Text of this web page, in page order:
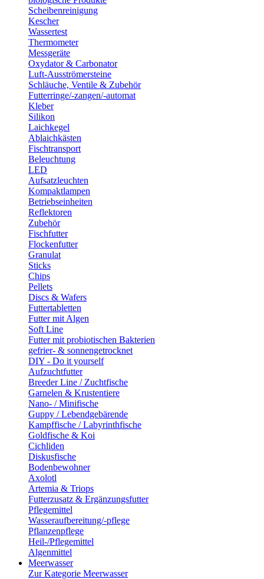
Scheibenreinigung
Kescher
Wassertest
Thermometer
Messgeräte
Oxydator & Carbonator
Luft-Ausströmersteine
Schläuche, Ventile & Zubehör
Futterringe/-zangen/-automat
Kleber
Silikon
Laichkegel
Ablaichkästen
Fischtransport
Beleuchtung
LED
Aufsatzleuchten
Kompaktlampen
Betriebseinheiten
Reflektoren
Zubehör
Fischfutter
Flockenfutter
Granulat
Sticks
Chips
Pellets
Discs & Wafers
Futtertabletten
Futter mit Algen
Soft Line
Futter mit probiotischen Bakterien
gefrier- & sonnengetrocknet
DIY - Do it yourself
Aufzuchtfutter
Breeder Line / Zuchtfische
Garnelen & Krustentiere
Nano- / Minifische
Guppy / Lebendgebärende
Kampffische / Labyrinthfische
Goldfische & Koi
Cichliden
Diskusfische
Bodenbewohner
Axolotl
Artemia & Triops
Futterzusatz & Ergänzungsfutter
Pflegemittel
Wasseraufbereitung/-pflege
Pflanzenpflege
Heil-/Pflegemittel
Algenmittel
Meerwasser
Zur Kategorie Meerwasser